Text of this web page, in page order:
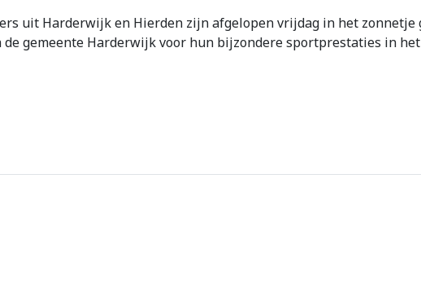
uit Harderwijk en Hierden zijn afgelopen vrijdag in het
gemeente Harderwijk voor hun bijzondere sportprestaties in het